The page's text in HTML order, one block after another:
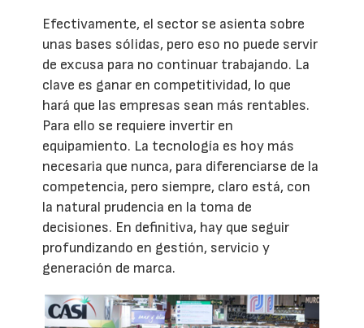
Efectivamente, el sector se asienta sobre
unas bases sólidas, pero eso no puede servir
de excusa para no continuar trabajando. La
clave es ganar en competitividad, lo que
hará que las empresas sean más rentables.
Para ello se requiere invertir en
equipamiento. La tecnología es hoy más
necesaria que nunca, para diferenciarse de la
competencia, pero siempre, claro está, con
la natural prudencia en la toma de
decisiones. En definitiva, hay que seguir
profundizando en gestión, servicio y
generación de marca.